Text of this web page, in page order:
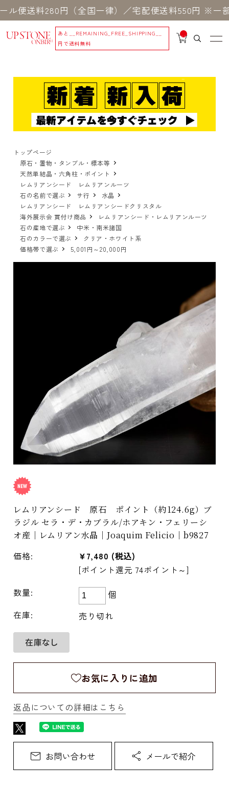
280円（全国一律）／宅配便送料550円 ※一部地
あと
__REMAINING_FREE_SHIPPING__
円で送料無料
__
IT
_
トップページ
原石・置物・タンブル・標本等
天然単結晶・六角柱・ポイント
レムリアンシード レムリアンルーツ
石の名前で選ぶ
サ行
水晶
レムリアンシード レムリアンシードクリスタル
海外展示会 買付け商品
レムリアンシード・レムリアンルーツ
石の産地で選ぶ
中米・南米諸国
石のカラーで選ぶ
クリア・ホワイト系
価格帯で選ぶ
5,001円～20,000円
レムリアンシード 原石 ポイント（約124.6g）ブ
ラジル セラ・デ・カブラル/ホアキン・フェリーシ
オ産｜レムリアン水晶｜Joaquim Felicio｜b9827
価格: ¥7,480 (税込)
[ポイント還元 74ポイント～]
数量:
個
在庫:
売り切れ
お気に入りに追加
返品についての詳細はこちら